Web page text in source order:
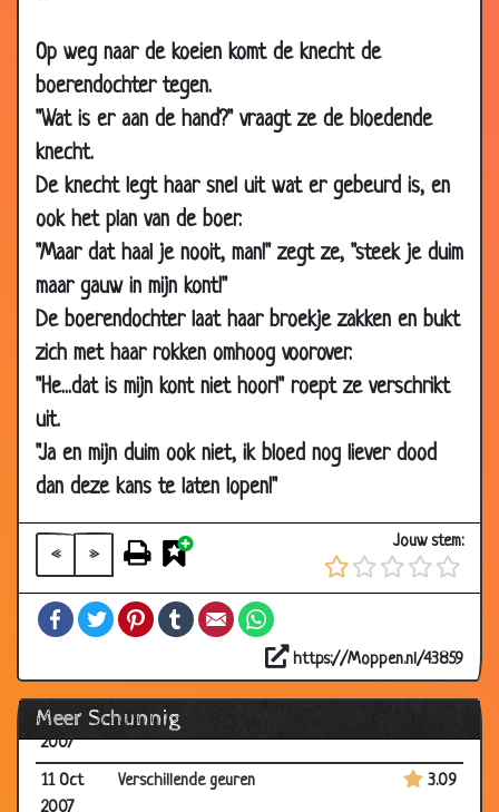
Op weg naar de koeien komt de knecht de
boerendochter tegen.
"Wat is er aan de hand?" vraagt ze de bloedende
knecht.
De knecht legt haar snel uit wat er gebeurd is, en
ook het plan van de boer.
"Maar dat haal je nooit, man!" zegt ze, "steek je duim
maar gauw in mijn kont!"
De boerendochter laat haar broekje zakken en bukt
zich met haar rokken omhoog voorover.
"He...dat is mijn kont niet hoor!" roept ze verschrikt
uit.
"Ja en mijn duim ook niet, ik bloed nog liever dood
dan deze kans te laten lopen!"
« »
Jouw stem:
FacebookTwitterPinterestTumblrEmail
https://Moppen.nl/43859
Meer Schunnig
21 Dec
2007
Wedden?!?
2007
2007
Superman 3.54
05 Dec
2007
De Hema worst 3.97
29 Nov
2007
Pil of condoom? 3.71
08 Nov
2007
Voor z'n verjaardag 3.31
01 Nov
2007
Koude handen 2.96
29 Oct
2007
Eén schot 3.76
2007
2007
2.97
18 Oct
2007
Belasting
11 Oct
2007
Verschillende geuren 3.09